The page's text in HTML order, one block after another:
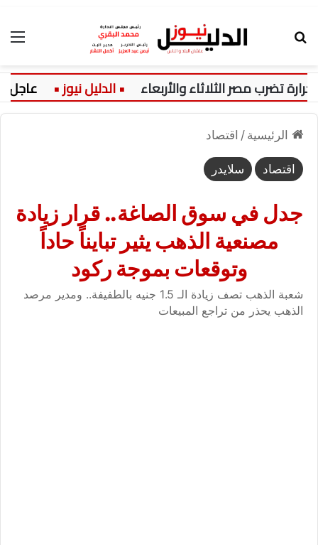
مصر الثلاثاء والأربعاء عاجل:
الرئيسية / اقتصاد
اقتصاد سلايدر
جدل في سوق الصاغة.. قرار زيادة
مصنعية الذهب يثير تبايناً حاداً
وتوقعات بموجة ركود
شعبة الذهب تصف زيادة الـ 1.5 جنيه بالطفيفة.. ومدير مرصد
الذهب يحذر من تراجع المبيعات